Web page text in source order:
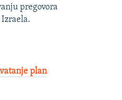
pregovora
Izraela.
plan